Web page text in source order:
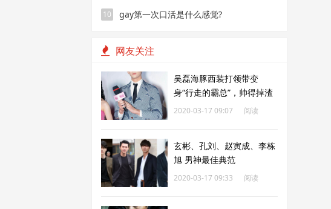
了！
10 gay第一次口活是什么感觉?
网友关注
吴磊海豚西装打领带变
身“行走的霸总”，帅得掉渣
2020-03-17 09:07
阅读
玄彬、孔刘、赵寅成、李栋
旭 男神最佳典范
2020-03-17 09:33
阅读